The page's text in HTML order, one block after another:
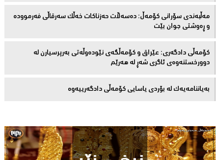
مەڵبەندى سۆرانى کۆمەڵ: دەسەڵات حەزناکات خەڵک سەرقاڵى فەرموودە
و ڕەوشتى جوان بێت
کۆمەڵى دادگەرى: عێراق و كۆمەڵگەی نێودەوڵەتی بەرپرسیارن لە
دوورخستنەوەى ئاگری شەڕ لە هەرێم
بەیاننامەیەک لە بۆردی یاسایی کۆمەڵی دادگەرییەوە